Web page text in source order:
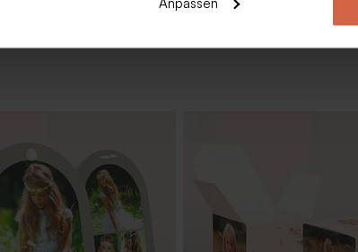
Konfirmation mit
'Mein Tag' | Klappkarte
Fotos 'Beige Tones' |